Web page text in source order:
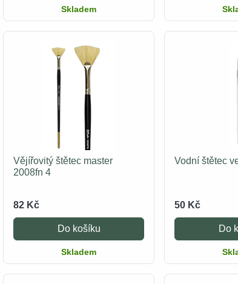
Skladem
Vějířovitý štětec master
2008fn 4
82 Kč
Do košíku
Skladem
Vodní štětec
50 Kč
Do